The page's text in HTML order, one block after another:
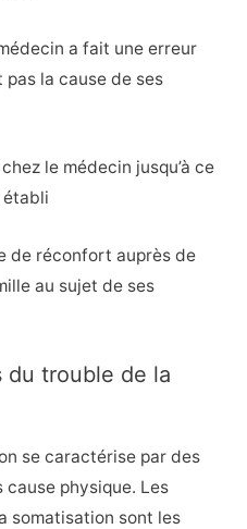
a fait une erreur
la cause de ses
le médecin jusqu’à ce
établi
de réconfort auprès de
au sujet de ses
du trouble de la
se caractérise par des
cause physique. Les
somatisation sont les